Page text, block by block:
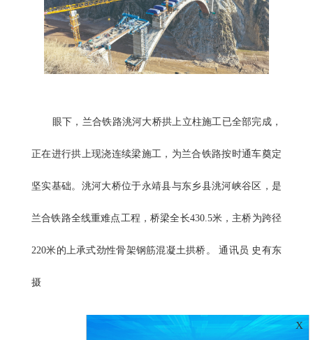
眼下，兰合铁路洮河大桥拱上立柱施工已全部完成，
正在进行拱上现浇连续梁施工，为兰合铁路按时通车奠定
坚实基础。洮河大桥位于永靖县与东乡县洮河峡谷区，是
兰合铁路全线重难点工程，桥梁全长430.5米，主桥为跨径
220米的上承式劲性骨架钢筋混凝土拱桥。 通讯员 史有东
摄
X